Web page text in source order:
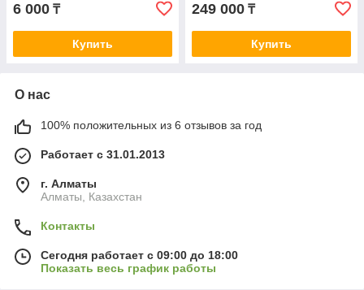
6 000 ₸
Купить
249 000 ₸
Купить
О нас
100% положительных из 6 отзывов за год
Работает с 31.01.2013
г. Алматы
Алматы, Казахстан
Контакты
Сегодня работает с 09:00 до 18:00
Показать весь график работы